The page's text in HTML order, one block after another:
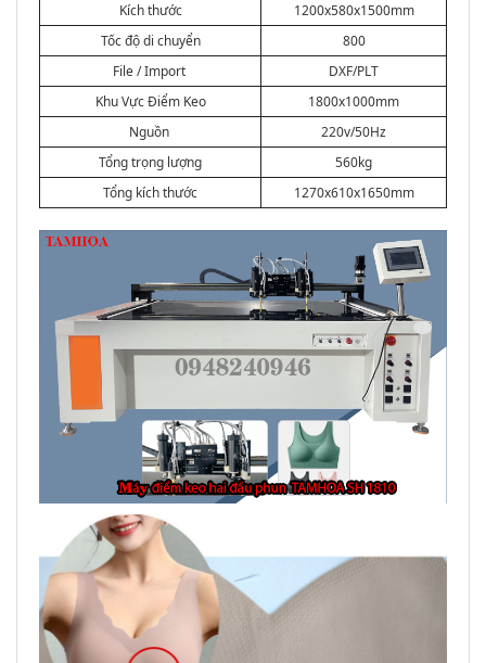
Kích thước
1200x580x1500mm
Tốc độ di chuyển
800
File / Import
DXF/PLT
Khu Vực Điểm Keo
1800x1000mm
Nguồn
220v/50Hz
Tổng trọng lượng
560kg
Tổng kích thước
1270x610x1650mm